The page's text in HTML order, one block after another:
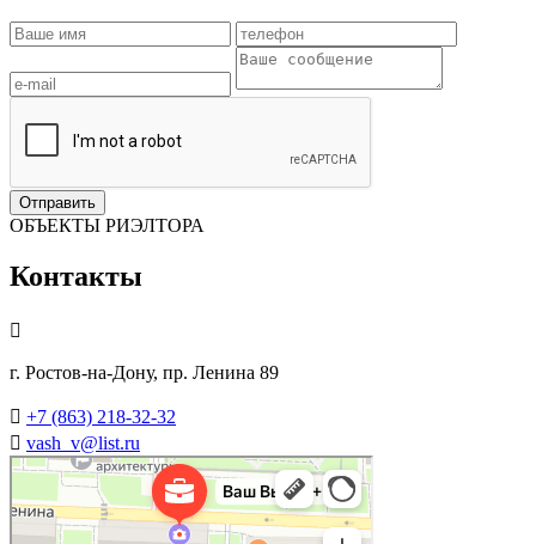
Отправить
ОБЪЕКТЫ РИЭЛТОРА
Контакты

г. Ростов-на-Дону, пр. Ленина 89
 +7 (863) 218-32-32
 vash_v@list.ru